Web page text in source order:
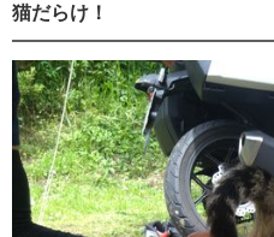
猫だらけ！